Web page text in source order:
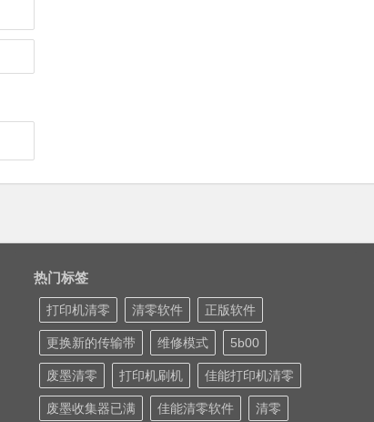
热门标签
打印机清零 清零软件 正版软件
更换新的传输带 维修模式 5b00
废墨清零 打印机刷机 佳能打印机清零
废墨收集器已满 佳能清零软件 清零